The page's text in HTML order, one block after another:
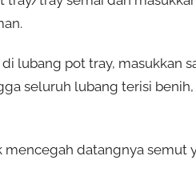
lubang pot tray, masukkan
seluruh lubang terisi
mencegah datangnya